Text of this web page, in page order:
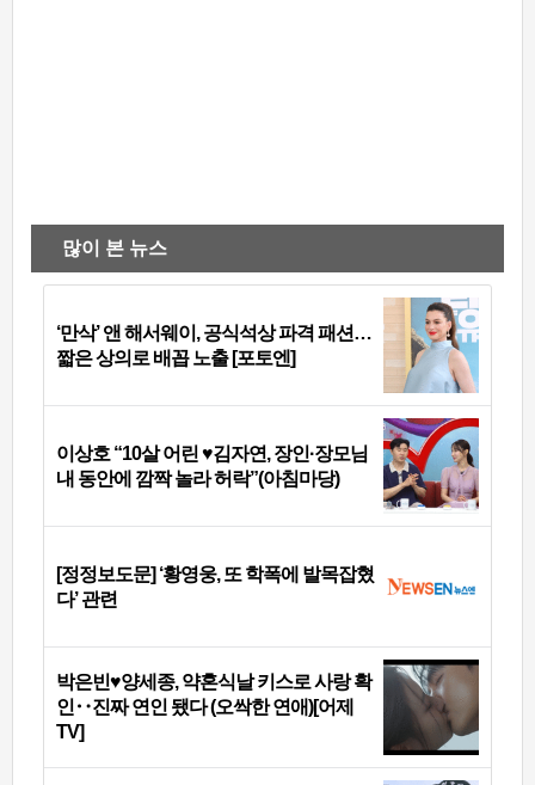
많이 본 뉴스
‘만삭’ 앤 해서웨이, 공식석상 파격 패션…
짧은 상의로 배꼽 노출 [포토엔]
이상호 “10살 어린 ♥김자연, 장인·장모님
내 동안에 깜짝 놀라 허락”(아침마당)
[정정보도문] ‘황영웅, 또 학폭에 발목잡혔
다’ 관련
박은빈♥양세종, 약혼식날 키스로 사랑 확
인‥진짜 연인 됐다 (오싹한 연애)[어제
TV]